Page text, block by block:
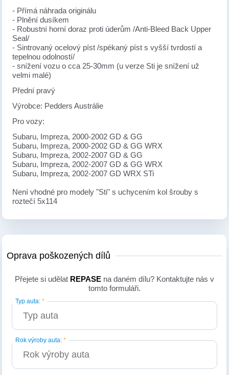
- Přímá náhrada originálu
- Plnění dusíkem
- Robustní horní doraz proti úderům /Anti-Bleed Back Upper
Seal/
- Sintrovaný ocelový píst /spékaný píst s vyšší tvrdostí a
tepelnou odolností/
- snížení vozu o cca 25-30mm (u verze Sti je snížení už
velmi malé)
Přední pravý
Výrobce: Pedders Austrálie
Pro vozy:
Subaru, Impreza, 2000-2002 GD & GG
Subaru, Impreza, 2000-2002 GD & GG WRX
Subaru, Impreza, 2002-2007 GD & GG
Subaru, Impreza, 2002-2007 GD & GG WRX
Subaru, Impreza, 2002-2007 GD WRX STi
Není vhodné pro modely "Sti" s uchycením kol šrouby s
roztečí 5x114
Oprava poškozených dílů
Přejete si udělat REPASEna daném dílu? Kontaktujte nás v
tomto formuláři.
Typ auta:*
Rok výroby auta:*